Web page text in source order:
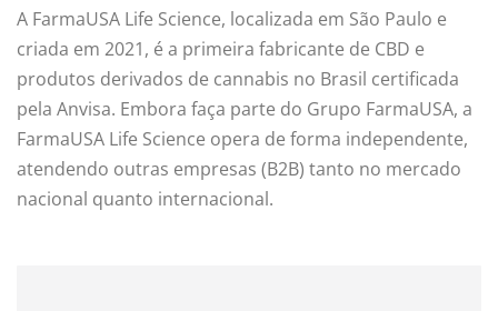
A FarmaUSA Life Science, localizada em São Paulo e
criada em 2021, é a primeira fabricante de CBD e
produtos derivados de cannabis no Brasil certificada
pela Anvisa. Embora faça parte do Grupo FarmaUSA, a
FarmaUSA Life Science opera de forma independente,
atendendo outras empresas (B2B) tanto no mercado
nacional quanto internacional.